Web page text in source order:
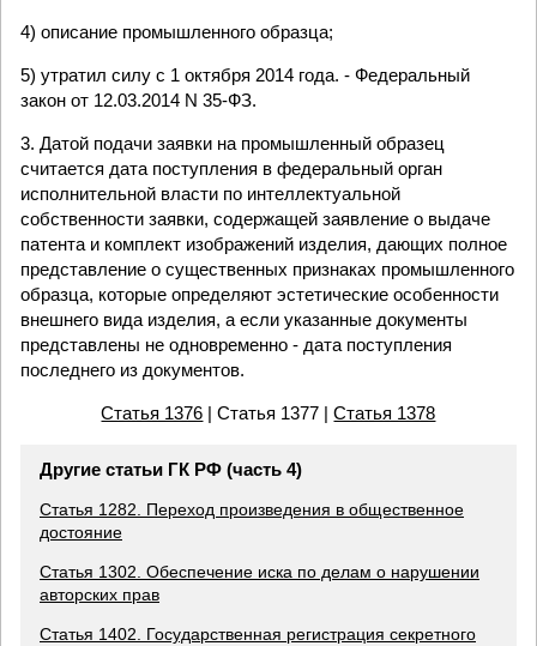
4) описание промышленного образца;
5) утратил силу с 1 октября 2014 года. - Федеральный
закон от 12.03.2014 N 35-ФЗ.
3. Датой подачи заявки на промышленный образец
считается дата поступления в федеральный орган
исполнительной власти по интеллектуальной
собственности заявки, содержащей заявление о выдаче
патента и комплект изображений изделия, дающих полное
представление о существенных признаках промышленного
образца, которые определяют эстетические особенности
внешнего вида изделия, а если указанные документы
представлены не одновременно - дата поступления
последнего из документов.
Статья 1376 | Статья 1377 |Статья 1378
Другие статьи ГК РФ (часть 4)
Статья 1282. Переход произведения в общественное
достояние
Статья 1302. Обеспечение иска по делам о нарушении
авторских прав
Статья 1402. Государственная регистрация секретного